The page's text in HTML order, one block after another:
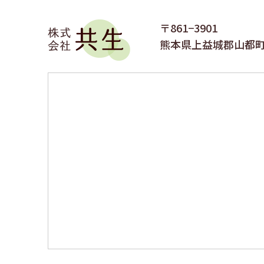
〒861−3901
熊本県上益城郡山都